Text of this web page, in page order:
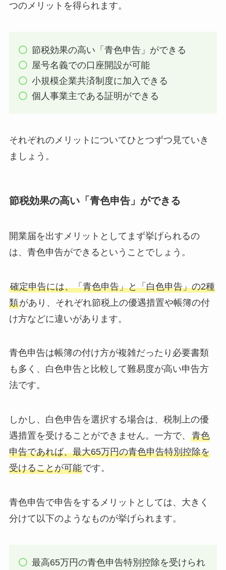
つのメリットを得られます。
節税効果の高い「青色申告」ができる
屋号名義での口座開設が可能
小規模企業共済制度に加入できる
個人事業主である証明ができる
それぞれのメリットについてひとつずつ見ていき
ましょう。
節税効果の高い「青色申告」ができる
開業届を出すメリットとしてまず挙げられるの
は、青色申告ができるということでしょう。
確定申告には、「青色申告」と「白色申告」の2種
類があり、それぞれ節税上の優遇措置や帳簿の付
け方などに違いがあります。
青色申告は帳簿の付け方が複雑だったり必要書類
も多く、白色申告と比較して難易度が高い申告方
法です。
しかし、白色申告を選択する場合は、税制上の優
遇措置を受けることができません。一方で、 青色
申告であれば、最大65万円の青色申告特別控除を
受けることが可能です。
青色申告で申告をするメリットとしては、大きく
分けて以下のようなものが挙げられます。
最高65万円の青色申告特別控除を受けられ